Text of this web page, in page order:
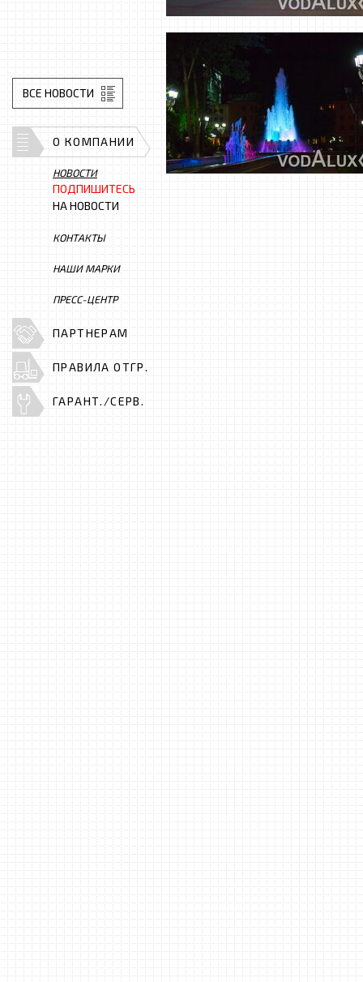
ВСЕ НОВОСТИ
О КОМПАНИИ
НОВОСТИ
ПОДПИШИТЕСЬ
НА НОВОСТИ
КОНТАКТЫ
НАШИ МАРКИ
ПРЕСС-ЦЕНТР
ПАРТНЕРАМ
ПРАВИЛА ОТГР.
ГАРАНТ./СЕРВ.